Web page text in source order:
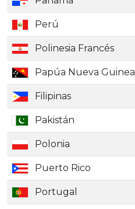
Perú
Polinesia Francés
Papúa Nueva Guinea
Filipinas
Pakistán
Polonia
Puerto Rico
Portugal